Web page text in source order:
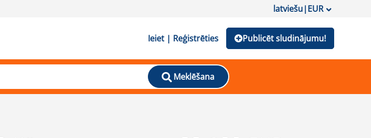
latviešu|EUR
Ieiet | Reģistrēties Publicēt sludinājumu!
Meklēšana